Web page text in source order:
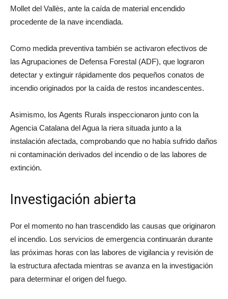
Mollet del Vallès, ante la caída de material encendido
procedente de la nave incendiada.
Como medida preventiva también se activaron efectivos de
las Agrupaciones de Defensa Forestal (ADF), que lograron
detectar y extinguir rápidamente dos pequeños conatos de
incendio originados por la caída de restos incandescentes.
Asimismo, los Agents Rurals inspeccionaron junto con la
Agencia Catalana del Agua la riera situada junto a la
instalación afectada, comprobando que no había sufrido daños
ni contaminación derivados del incendio o de las labores de
extinción.
Investigación abierta
Por el momento no han trascendido las causas que originaron
el incendio. Los servicios de emergencia continuarán durante
las próximas horas con las labores de vigilancia y revisión de
la estructura afectada mientras se avanza en la investigación
para determinar el origen del fuego.